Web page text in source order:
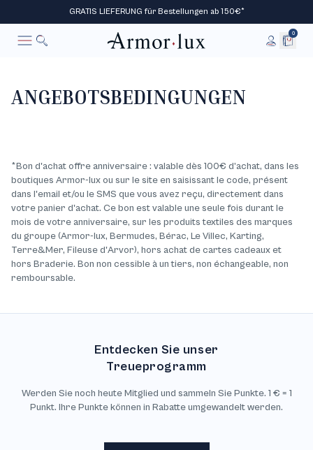
GRATIS LIEFERUNG für Bestellungen ab 150€*
0
ANGEBOTSBEDINGUNGEN
*Bon d'achat offre anniversaire : valable dès 100€ d’achat, dans les
boutiques Armor-lux ou sur le site en saisissant le code, présent
dans l'email et/ou le SMS que vous avez reçu, directement dans
votre panier d'achat. Ce bon est valable une seule fois durant le
mois de votre anniversaire, sur les produits textiles des marques
du groupe (Armor-lux, Bermudes, Bérac, Le Villec, Karting,
Terre&Mer, Fileuse d'Arvor), hors achat de cartes cadeaux et
hors Braderie. Bon non cessible à un tiers, non échangeable, non
remboursable.
Entdecken Sie unser
Treueprogramm
Werden Sie noch heute Mitglied und sammeln Sie Punkte. 1 € = 1
Punkt. Ihre Punkte können in Rabatte umgewandelt werden.